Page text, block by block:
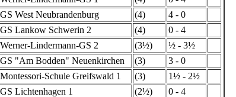
GS West Neubrandenburg (4)
4 - 0
GS Lankow Schwerin 2 (4)
0 - 4
Werner-Lindermann-GS 2 (3½)
½ - 3½
GS "Am Bodden" Neuenkirchen (3)
3 - 0
Montessori-Schule Greifswald 1 (3)
1½ - 2½
GS Lichtenhagen 1 (2½)
0 - 4